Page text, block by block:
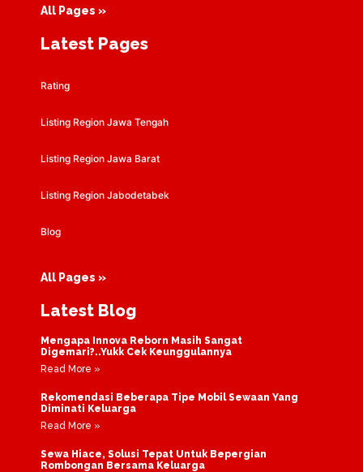
All Pages »
Latest Pages
Rating
Listing Region Jawa Tengah
Listing Region Jawa Barat
Listing Region Jabodetabek
Blog
All Pages »
Latest Blog
Mengapa Innova Reborn Masih Sangat
Digemari?..Yukk Cek Keunggulannya
Read More »
Rekomendasi Beberapa Tipe Mobil Sewaan Yang
Diminati Keluarga
Read More »
Sewa Hiace, Solusi Tepat Untuk Bepergian
Rombongan Bersama Keluarga